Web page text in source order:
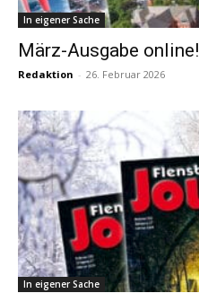
In eigener Sache
März-Ausgabe online!
Redaktion - 26. Februar 2026
In eigener Sache